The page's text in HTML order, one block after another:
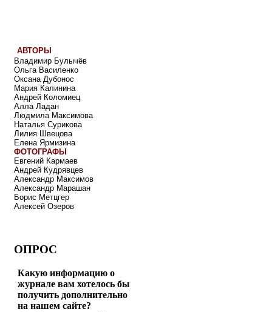
АВТОРЫ
Владимир Булычёв
Ольга Василенко
Оксана Дубонос
Мария Калинина
Андрей Коломиец
Алла Ладан
Людмила Максимова
Наталья Сурикова
Лилия Швецова
Елена Ярмизина
ФОТОГРАФЫ
Евгений Кармаев
Андрей Кудрявцев
Александр Максимов
Александр Марашан
Борис Метцгер
Алексей Озеров
ОПРОС
Какую информацию о
журнале вам хотелось бы
получить дополнительно
на нашем сайте?